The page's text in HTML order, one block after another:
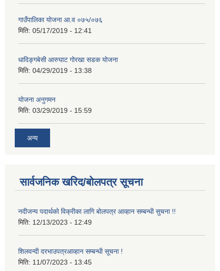
गाउँपालिका योजना आ.व ०७५/०७६
मिति: 05/17/2019 - 12:41
धादिङ्गबेसी आरुघाट गोरखा सडक योजना
मिति: 04/29/2019 - 13:38
योजना अनुगमन
मिति: 03/29/2019 - 15:59
अन्य
सार्वजनिक खरिद/बोलपत्र सूचना
नदीजन्य पदार्थको विक्रीका लागि बोलपत्र आव्हान सम्बन्धी सुचना !!
मिति: 12/13/2023 - 12:49
शिलवन्दी दरभाउपत्रआव्हान सम्बन्धी सूचना !
मिति: 11/07/2023 - 13:45